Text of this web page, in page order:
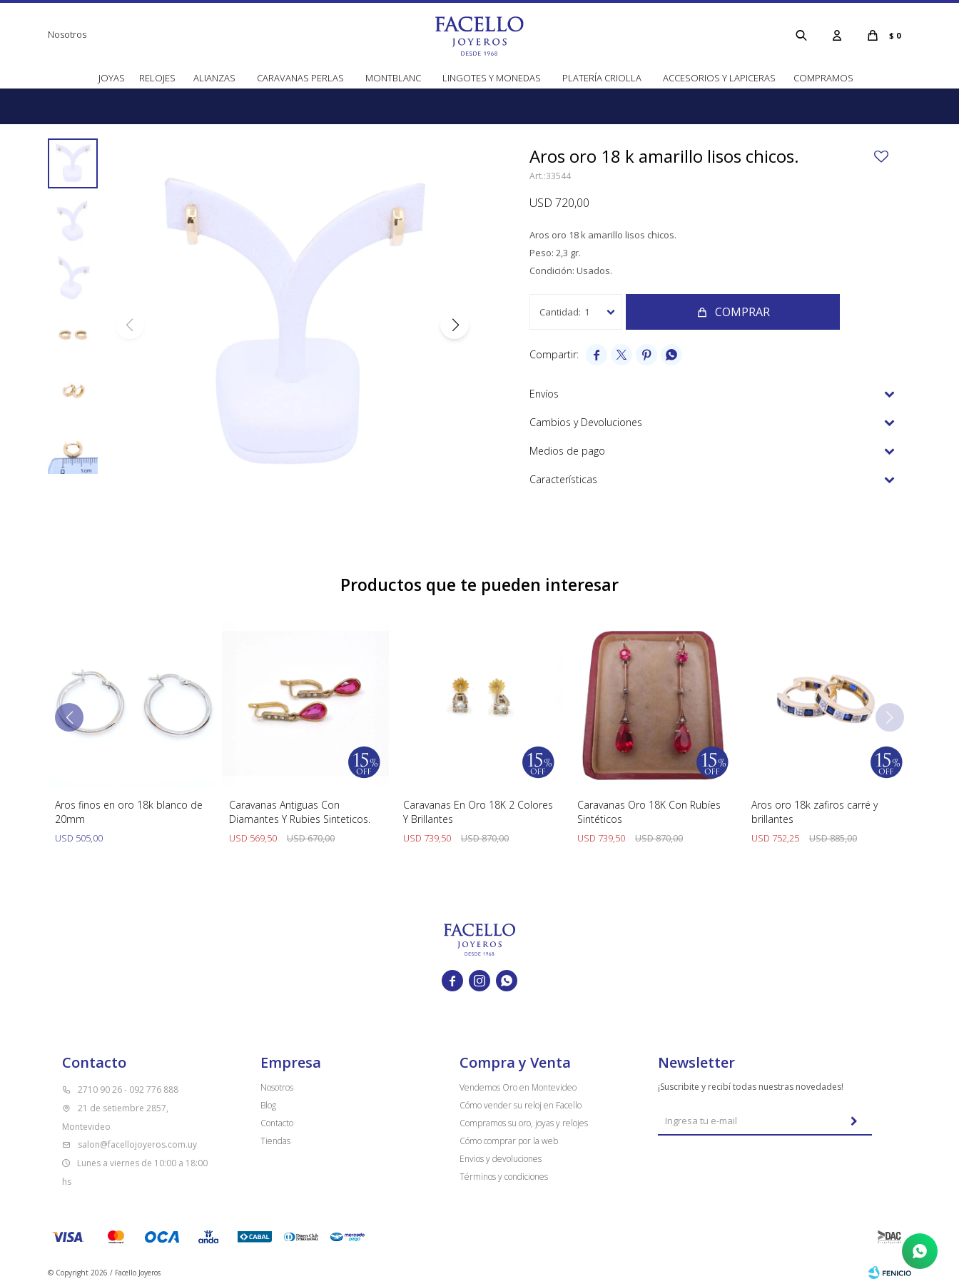
JOYAS RELOJES ALIANZAS CARAVANAS PERLAS MONTBLANC LINGOTES Y MONEDAS PLATERÍA CRIOLLA ACCESORIOS Y LAPICERAS COMPRAMOS
$ 0
Nosotros
Aros oro 18 k amarillo lisos chicos.
33544
USD 720,00
Aros oro 18 k amarillo lisos chicos.
Peso: 2,3 gr.
Condición: Usados.
1 COMPRAR
   
Envíos
Cambios y Devoluciones
Medios de pago
Características
Productos que te pueden interesar
Aros finos en oro 18k blanco de
20mm
USD 505,00
Caravanas Antiguas Con
Diamantes Y Rubies Sinteticos.
USD 569,50 USD670,00
Caravanas En Oro 18K 2 Colores
Y Brillantes
USD 739,50 USD870,00
Caravanas Oro 18K Con Rubíes
Sintéticos
USD 739,50 USD870,00
Aros oro 18k zafiros carré y
brillantes
USD 752,25 USD885,00
  
Contacto
2710 90 26 - 092 776 888
21 de setiembre 2857,
Montevideo
salon@facellojoyeros.com.uy
Lunes a viernes de 10:00 a 18:00
hs
Empresa
Nosotros
Blog
Contacto
Tiendas
Compra y Venta
Vendemos Oro en Montevideo
Cómo vender su reloj en Facello
Compramos su oro, joyas y relojes
Cómo comprar por la web
Envios y devoluciones
Términos y condiciones
Newsletter
¡Suscribite y recibí todas nuestras novedades!
© Copyright 2026 / Facello Joyeros